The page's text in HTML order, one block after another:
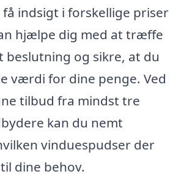
få indsigt i forskellige priser
hjælpe dig med at træffe
beslutning og sikre, at du
værdi for dine penge. Ved
tilbud fra mindst tre
kan du nemt
vinduespudser der
dine behov.